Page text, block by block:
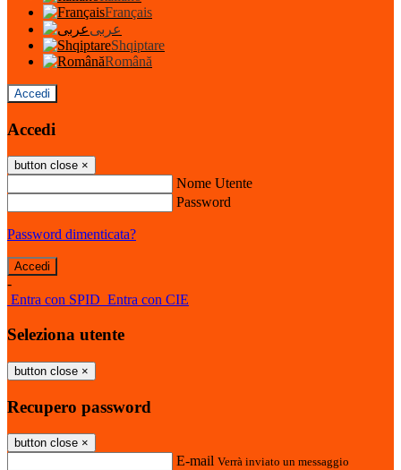
Français
عربى
Shqiptare
Română
Accedi
Accedi
button close ×
Nome Utente
Password
Password dimenticata?
-
Entra con SPID Entra con CIE
Seleziona utente
button close ×
Recupero password
button close ×
E-mail Verrà inviato un messaggio